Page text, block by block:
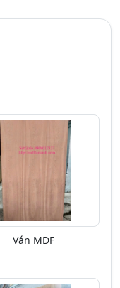
Ván MDF